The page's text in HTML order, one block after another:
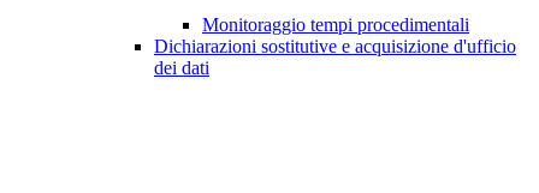
Monitoraggio tempi procedimentali
Dichiarazioni sostitutive e acquisizione d'ufficio
dei dati